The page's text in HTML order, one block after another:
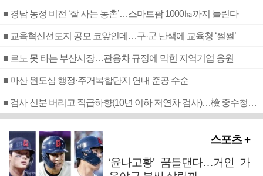
■ 경남 농정 비전 ‘잘 사는 농촌’…스마트팜 1000㏊까지 늘린다
■ 교육혁신선도지 공모 코앞인데…구·군 난색에 교육청 ‘쩔쩔’
■ 르노 못 타는 부산시장…관용차 규정에 막힌 지역기업 응원
■ 마산 원도심 행정·주거복합단지 연내 준공 수순
■ 검사 신분 버리고 직급하향(10년 이하 저연차 검사)…檢 중수청행 기피
스포츠 +
‘윤나고황’ 꿈틀댄다…거인 가